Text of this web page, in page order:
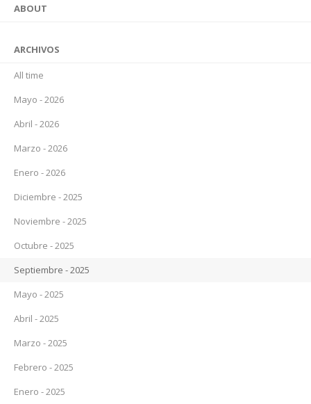
ABOUT
ARCHIVOS
All time
Mayo - 2026
Abril - 2026
Marzo - 2026
Enero - 2026
Diciembre - 2025
Noviembre - 2025
Octubre - 2025
Septiembre - 2025
Mayo - 2025
Abril - 2025
Marzo - 2025
Febrero - 2025
Enero - 2025